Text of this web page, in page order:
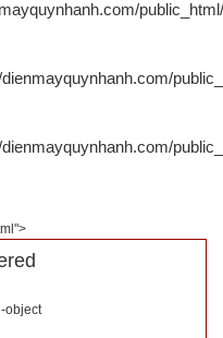
object